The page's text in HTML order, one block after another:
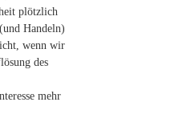
plötzlich
Handeln)
wenn wir
des
mehr